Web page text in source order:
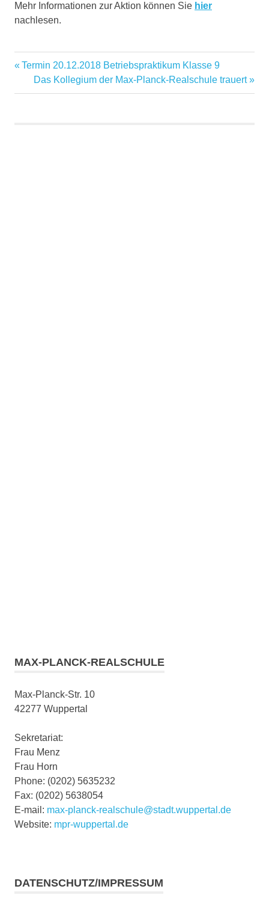
Mehr Informationen zur Aktion können Sie hier
nachlesen.
Beitragsnavigation
Vorheriger
Beitrag:
Termin 20.12.2018 Betriebspraktikum Klasse 9
Nächster
Beitrag:
Das Kollegium der Max-Planck-Realschule trauert
MAX-PLANCK-REALSCHULE
Max-Planck-Str. 10
42277 Wuppertal
Sekretariat:
Frau Menz
Frau Horn
Phone: (0202) 5635232
Fax: (0202) 5638054
E-mail: max-planck-realschule@stadt.wuppertal.de
Website: mpr-wuppertal.de
DATENSCHUTZ/IMPRESSUM